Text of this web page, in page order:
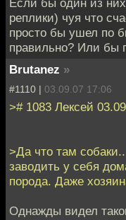
реплики) чуя что
просто бы ушел по
правильно? Или бы
Brutanez »
#1110 | 03.09.07 17:06
># 1083 Лексей
>Да что там
заводить у себя
порода. Даже
Однажды видел